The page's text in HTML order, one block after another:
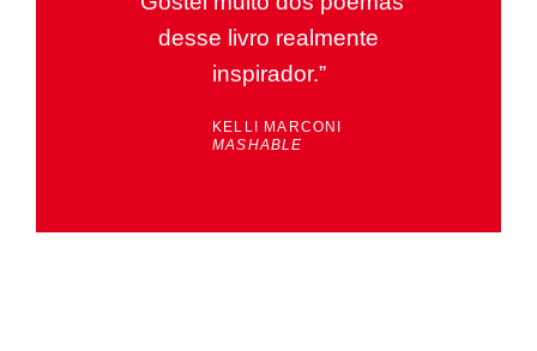
desse livro realmente
inspirador.”
KELLI MARCONI
MASHABLE